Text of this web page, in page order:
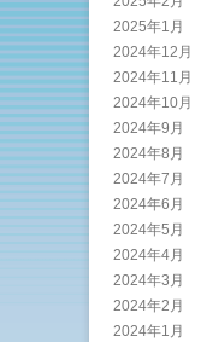
2025年1月
2024年12月
2024年11月
2024年10月
2024年9月
2024年8月
2024年7月
2024年6月
2024年5月
2024年4月
2024年3月
2024年2月
2024年1月